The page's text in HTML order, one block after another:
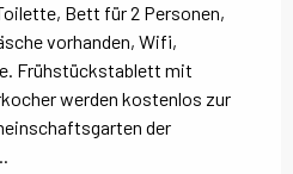
Bett für 2 Personen,
vorhanden, Wifi,
Frühstückstablett mit
werden kostenlos zur
der